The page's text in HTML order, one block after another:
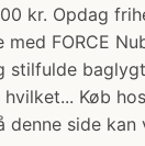
kr. Opdag
FORCE
stilfulde
Køb
denne side